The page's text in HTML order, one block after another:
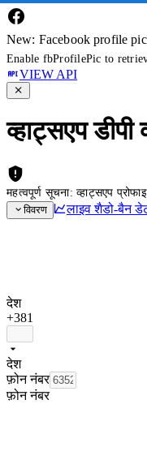
New: Facebook profile
Enable fbProfilePic to
VIEW API
व्हाट्सएप
महत्वपूर्ण सूचना: व्हाट्सएप
विवरण
लाइव शैडो-बैन
देश
+381
देश
फ़ोन नंबर
फ़ोन नंबर